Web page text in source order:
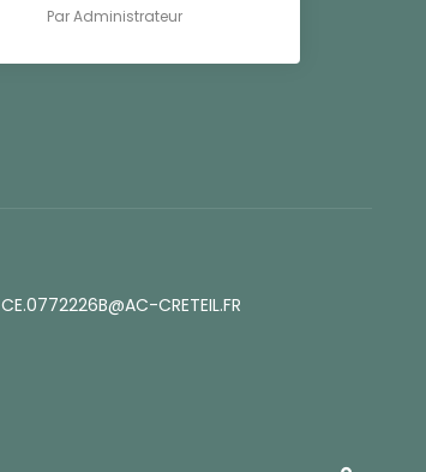
ParAdministrateur
CE.0772226B@AC-CRETEIL.FR